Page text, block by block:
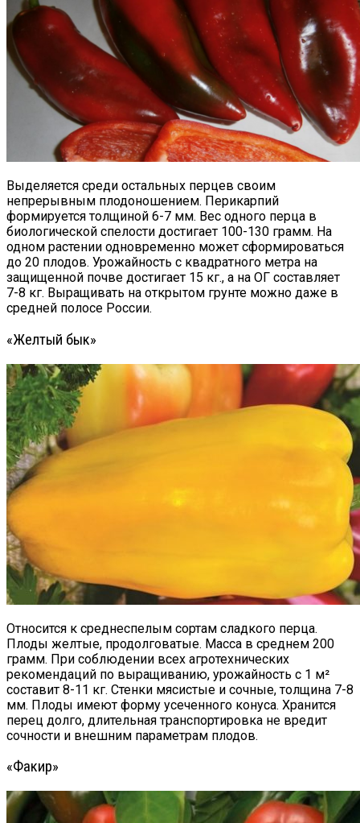
Выделяется среди остальных перцев своим
непрерывным плодоношением. Перикарпий
формируется толщиной 6-7 мм. Вес одного перца в
биологической спелости достигает 100-130 грамм. На
одном растении одновременно может сформироваться
до 20 плодов. Урожайность с квадратного метра на
защищенной почве достигает 15 кг., а на ОГ составляет
7-8 кг. Выращивать на открытом грунте можно даже в
средней полосе России.
«Желтый бык»
Относится к среднеспелым сортам сладкого перца.
Плоды желтые, продолговатые. Масса в среднем 200
грамм. При соблюдении всех агротехнических
рекомендаций по выращиванию, урожайность с 1 м²
составит 8-11 кг. Стенки мясистые и сочные, толщина 7-8
мм. Плоды имеют форму усеченного конуса. Хранится
перец долго, длительная транспортировка не вредит
сочности и внешним параметрам плодов.
«Факир»